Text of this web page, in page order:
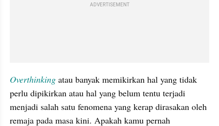
ADVERTISEMENT
Overthinking atau banyak memikirkan hal yang tidak
perlu dipikirkan atau hal yang belum tentu terjadi
menjadi salah satu fenomena yang kerap dirasakan oleh
remaja pada masa kini. Apakah kamu pernah